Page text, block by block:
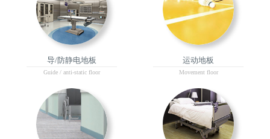
导/防静电地板
Guide / anti-static floor
运动地板
Movement floor